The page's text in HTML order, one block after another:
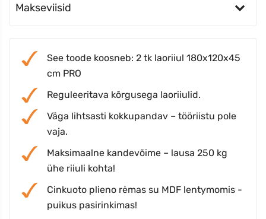
Makseviisid
See toode koosneb: 2 tk laoriiul 180x120x45
cm PRO
Reguleeritava kõrgusega laoriiulid.
Väga lihtsasti kokkupandav – tööriistu pole
vaja.
Maksimaalne kandevõime – lausa 250 kg
ühe riiuli kohta!
Cinkuoto plieno rėmas su MDF lentymomis -
puikus pasirinkimas!